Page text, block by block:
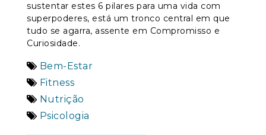
sustentar estes 6 pilares para uma vida com
superpoderes, está um tronco central em que
tudo se agarra, assente em Compromisso e
Curiosidade.
Bem-Estar
Fitness
Nutrição
Psicologia